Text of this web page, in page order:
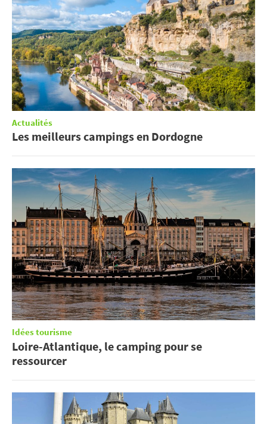
Actualités
Les meilleurs campings en Dordogne
Idées tourisme
Loire-Atlantique, le camping pour se
ressourcer